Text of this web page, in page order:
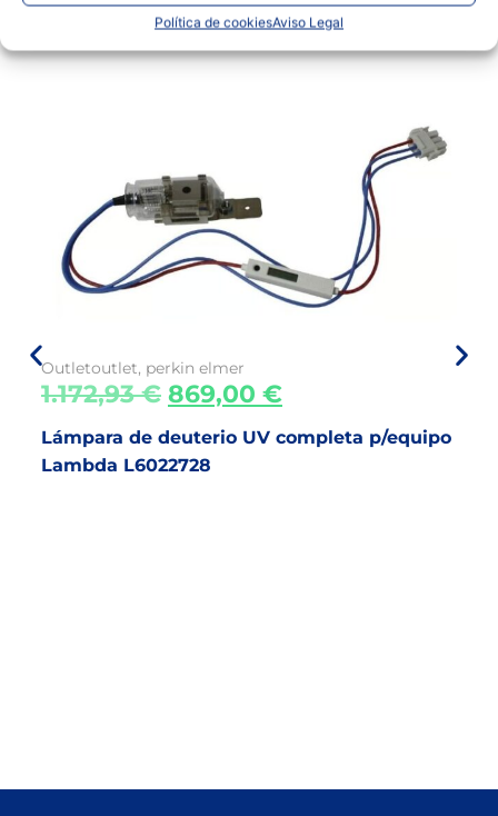
Política de cookiesAviso Legal
Productos relacionados
Outletoutlet, perkin elmer
1.172,93€ 869,00 €
Lámpara de deuterio UV completa p/equipo
Lambda L6022728